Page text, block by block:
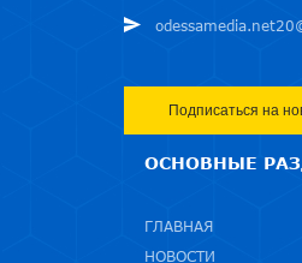
Подписаться на
ОСНОВНЫЕ
ГЛАВНАЯ
НОВОСТИ